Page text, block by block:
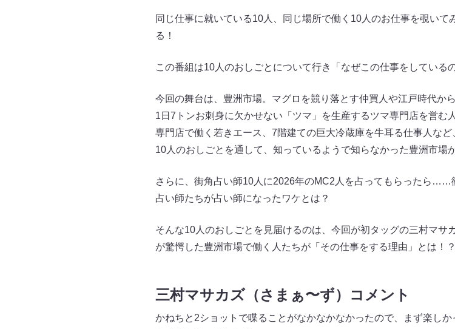
同じ仕事に就いている10人、同じ場所で働く10人のお仕事を覗い
る！
この番組は10人のおしごとについて行き「なぜこの仕事をしている
今回の舞台は、豊洲市場。マグロを競り落とす仲買人や江戸時代か
1日7トンお刺身に欠かせない「ツマ」を生産するツマ専門店を営む
専門店で働く若きエース、7階建ての巨大冷蔵庫を牛耳る仕事人な
10人のおしごとを通して、知っているようで知らなかった豊洲市場
さらに、街角占い師10人に2026年のMC2人を占ってもらったら
占い師たちが占い師になったワケとは？
そんな10人のおしごとを見届けるのは、今回が初タッグの三村マ
が驚愕した豊洲市場で働く人たちが「その仕事をする理由」とは！？
三村マサカズ（さまぁ〜ず）コメント
かねちと2ショットで喋ることがなかなかなかったので、まず楽し